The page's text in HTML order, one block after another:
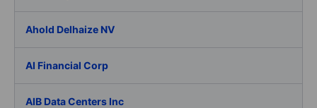
Ahold Delhaize NV
AI Financial Corp
AIB Data Centers Inc